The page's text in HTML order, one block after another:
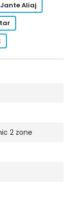
Jante Aliaj
2 zone